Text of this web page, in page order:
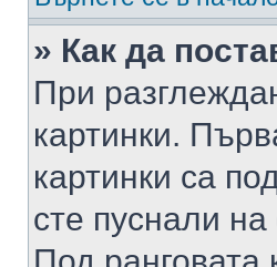
» Как да
При
картинки.
картинки са
сте пуснали